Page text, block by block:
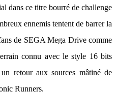
dans ce titre bourré de challenge
ennemis tentent de barrer la
de SEGA Mega Drive comme
connu avec le style 16 bits
un retour aux sources mâtiné de
Runners.